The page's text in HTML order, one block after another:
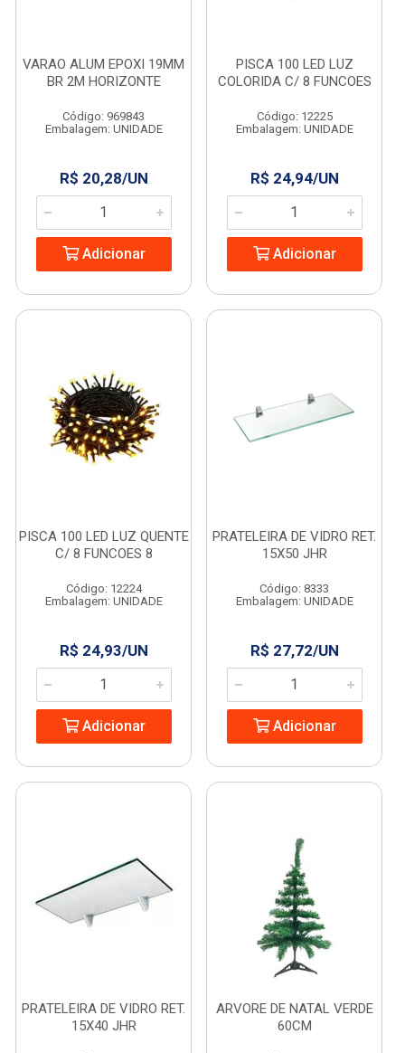
VARAO ALUM EPOXI 19MM
BR 2M HORIZONTE
Código: 969843
Embalagem: UNIDADE
R$ 20,28/UN
Adicionar
PISCA 100 LED LUZ
COLORIDA C/ 8 FUNCOES
Código: 12225
Embalagem: UNIDADE
R$ 24,94/UN
Adicionar
PISCA 100 LED LUZ QUENTE
C/ 8 FUNCOES 8
Código: 12224
Embalagem: UNIDADE
R$ 24,93/UN
Adicionar
PRATELEIRA DE VIDRO RET.
15X50 JHR
Código: 8333
Embalagem: UNIDADE
R$ 27,72/UN
Adicionar
PRATELEIRA DE VIDRO RET.
15X40 JHR
ARVORE DE NATAL VERDE
60CM